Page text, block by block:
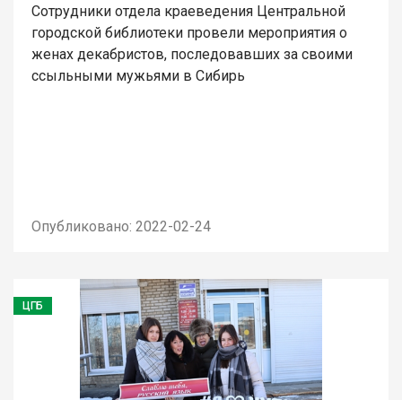
Сотрудники отдела краеведения Центральной
городской библиотеки провели мероприятия о
женах декабристов, последовавших за своими
ссыльными мужьями в Сибирь
Опубликовано: 2022-02-24
ЦГБ